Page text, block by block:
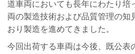
道車両においても長年にわたり培
両の製造技術および品質管理の知
おり製造を進めてきました。
今回出荷する車両は今後、既公表